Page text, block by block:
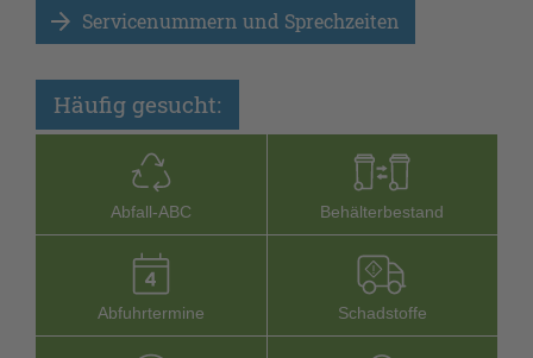
Servicenummern und Sprechzeiten
Häufig gesucht:
Abfall-­ABC Behälterbestand
Abfuhrtermine Schadstoffe